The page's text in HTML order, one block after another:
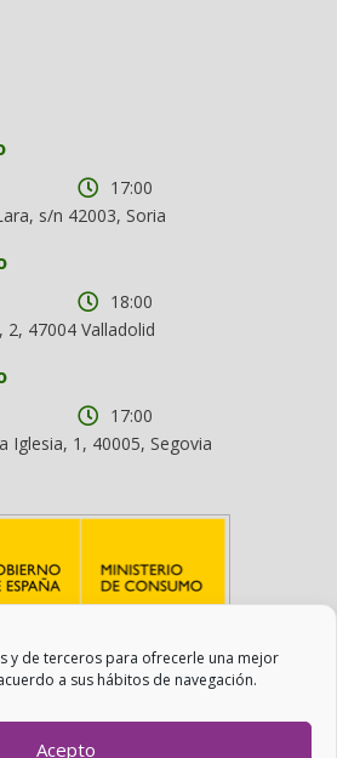
y de terceros para ofrecerle una mejor
a sus hábitos de navegación.
Acepto
17:00
s/n 42003, Soria
18:00
2, 47004 Valladolid
17:00
Iglesia, 1, 40005, Segovia
de Consumo. Su contenido es
de la asociación.